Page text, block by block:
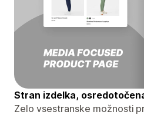
Stran izdelka,
Zelo vsestranske možnosti